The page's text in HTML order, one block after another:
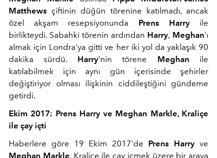
Matthews çiftinin düğün törenine katılmadı, ancak
özel akşam resepsiyonunda Prens Harry ile
birlikteydi. Sabahki törenin ardından Harry, Meghan'ı
almak için Londra'ya gitti ve her iki yol da yaklaşık 90
dakika sürdü. Harry’nin törene Meghan ile
katılabilmek için aynı gün içerisinde şehirler
değiştiriyor olması ilişkinin ciddileştiğini gündeme
getirdi.
Ekim 2017: Prens Harry ve Meghan Markle, Kraliçe
ile çay içti
Haberlere göre 19 Ekim 2017'de Prens Harry ve
Meghan Markle, Kraliçe ile çay içmek üzere bir araya